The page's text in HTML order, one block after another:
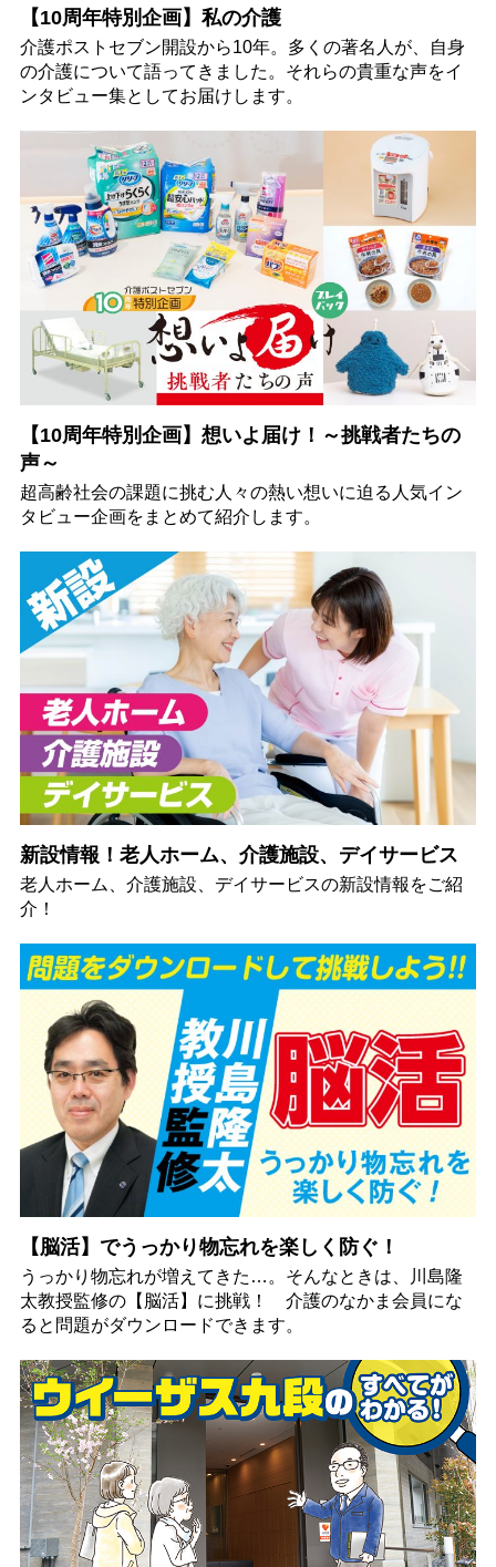
【10周年特別企画】私の介護
介護ポストセブン開設から10年。多くの著名人が、自身
の介護について語ってきました。それらの貴重な声をイ
ンタビュー集としてお届けします。
【10周年特別企画】想いよ届け！～挑戦者たちの
声～
超高齢社会の課題に挑む人々の熱い想いに迫る人気イン
タビュー企画をまとめて紹介します。
新設情報！老人ホーム、介護施設、デイサービス
老人ホーム、介護施設、デイサービスの新設情報をご紹
介！
【脳活】でうっかり物忘れを楽しく防ぐ！
うっかり物忘れが増えてきた…。そんなときは、川島隆
太教授監修の【脳活】に挑戦！ 介護のなかま会員にな
ると問題がダウンロードできます。